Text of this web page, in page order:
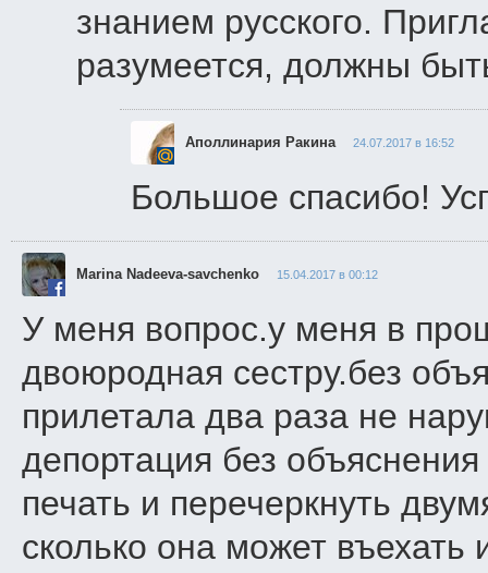
знанием русского.
разумеется, должны
Аполлинария Ракина 24.07.2017 в 16:52
Большое спасибо!
Marina Nadeeva-savchenko 15.04.2017 в 00:12
У меня вопрос.у меня в
двоюродная сестру.без
прилетала два раза не
депортация без
печать и перечеркнуть
сколько она может въехать